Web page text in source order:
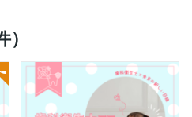
力になりたい！
そんな存在でありたいと思い